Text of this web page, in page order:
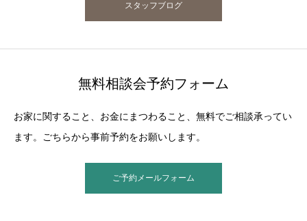
スタッフブログ
無料相談会予約フォーム
お家に関すること、お金にまつわること、無料でご相談承ってい
ます。ごちらから事前予約をお願いします。
ご予約メールフォーム